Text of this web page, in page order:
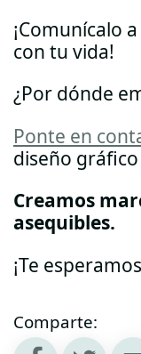
¡Comunícalo
con tu vida!
¿Por dónde
Ponte en
diseño
Creamos
asequibles.
¡Te
Comparte: